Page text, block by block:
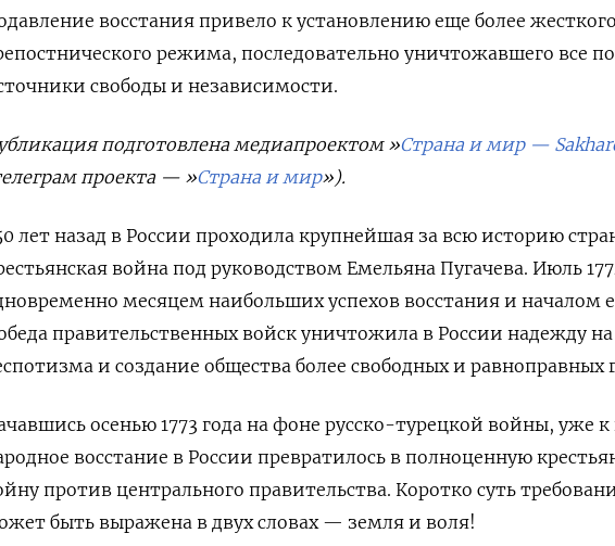
восстания привело к установлению еще более жесткого
режима, последовательно уничтожавшего все
свободы и независимости.
подготовлена медиапроектом »Страна и мир —
проекта — »Страна и мир»).
лет назад в России проходила крупнейшая за всю историю
война под руководством Емельяна Пугачева. Июль
месяцем наибольших успехов восстания и началом
правительственных войск уничтожила в России надежду
и создание общества более свободных и равноправных
осенью 1773 года на фоне русско-турецкой войны, уже к
восстание в России превратилось в полноценную
против центрального правительства. Коротко суть
быть выражена в двух словах — земля и воля!